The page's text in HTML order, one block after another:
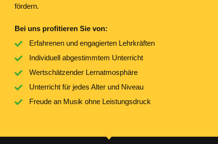
fördern.
Bei uns profitieren Sie von:
Erfahrenen und engagierten Lehrkräften
Individuell abgestimmtem Unterricht
Wertschätzender Lernatmosphäre
Unterricht für jedes Alter und Niveau
Freude an Musik ohne Leistungsdruck